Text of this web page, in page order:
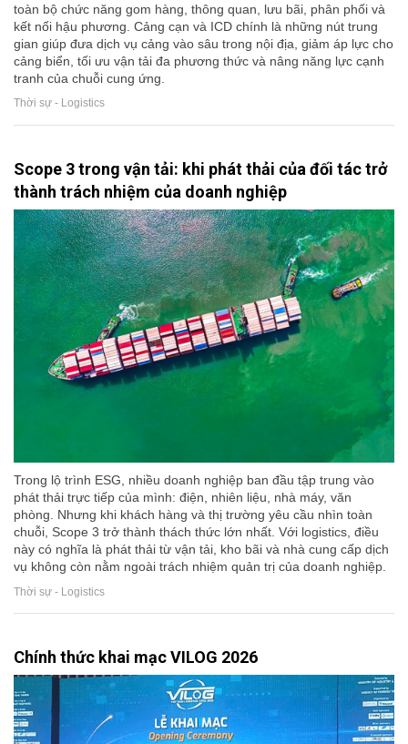
toàn bộ chức năng gom hàng, thông quan, lưu bãi, phân phối và
kết nối hậu phương. Cảng cạn và ICD chính là những nút trung
gian giúp đưa dịch vụ cảng vào sâu trong nội địa, giảm áp lực cho
cảng biển, tối ưu vận tải đa phương thức và nâng năng lực cạnh
tranh của chuỗi cung ứng.
Thời sự - Logistics
Scope 3 trong vận tải: khi phát thải của đối tác trở
thành trách nhiệm của doanh nghiệp
Trong lộ trình ESG, nhiều doanh nghiệp ban đầu tập trung vào
phát thải trực tiếp của mình: điện, nhiên liệu, nhà máy, văn
phòng. Nhưng khi khách hàng và thị trường yêu cầu nhìn toàn
chuỗi, Scope 3 trở thành thách thức lớn nhất. Với logistics, điều
này có nghĩa là phát thải từ vận tải, kho bãi và nhà cung cấp dịch
vụ không còn nằm ngoài trách nhiệm quản trị của doanh nghiệp.
Thời sự - Logistics
Chính thức khai mạc VILOG 2026